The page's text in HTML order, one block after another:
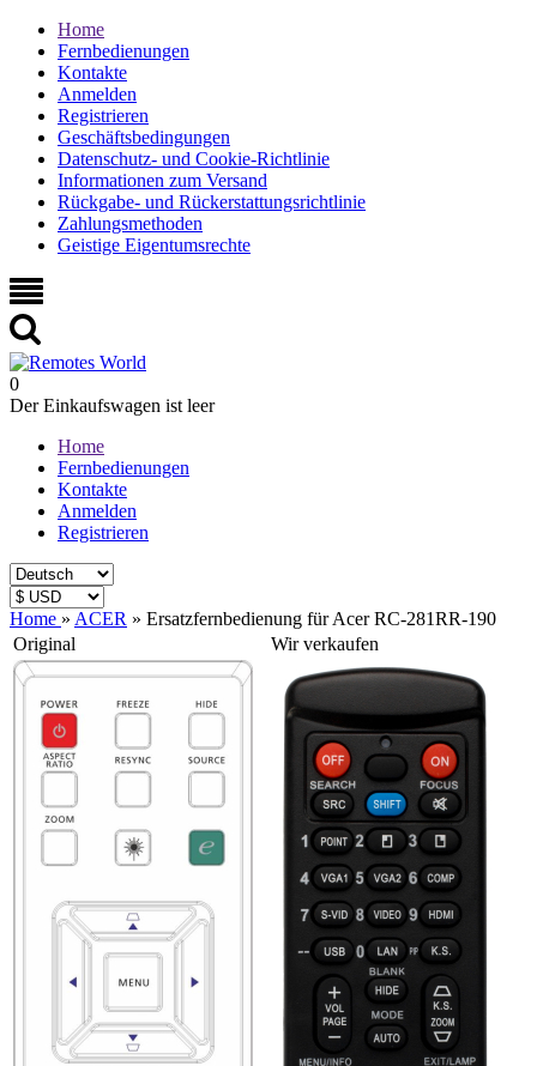
Home
Fernbedienungen
Kontakte
Anmelden
Registrieren
Geschäftsbedingungen
Datenschutz- und Cookie-Richtlinie
Informationen zum Versand
Rückgabe- und Rückerstattungsrichtlinie
Zahlungsmethoden
Geistige Eigentumsrechte
0
Der Einkaufswagen ist leer
Home
Fernbedienungen
Kontakte
Anmelden
Registrieren
Home » ACER » Ersatzfernbedienung für Acer RC-281RR-190
Original
Wir verkaufen